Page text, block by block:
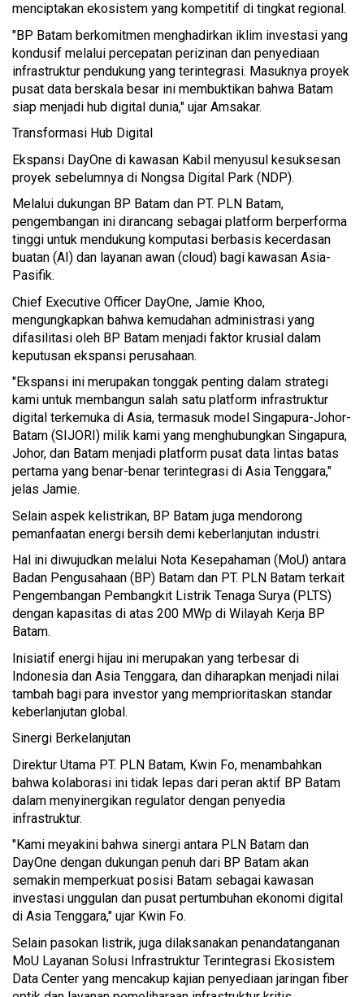
menciptakan ekosistem yang kompetitif di tingkat regional.
"BP Batam berkomitmen menghadirkan iklim investasi yang
kondusif melalui percepatan perizinan dan penyediaan
infrastruktur pendukung yang terintegrasi. Masuknya proyek
pusat data berskala besar ini membuktikan bahwa Batam
siap menjadi hub digital dunia," ujar Amsakar.
Transformasi Hub Digital
Ekspansi DayOne di kawasan Kabil menyusul kesuksesan
proyek sebelumnya di Nongsa Digital Park (NDP).
Melalui dukungan BP Batam dan PT. PLN Batam,
pengembangan ini dirancang sebagai platform berperforma
tinggi untuk mendukung komputasi berbasis kecerdasan
buatan (AI) dan layanan awan (cloud) bagi kawasan Asia-
Pasifik.
Chief Executive Officer DayOne, Jamie Khoo,
mengungkapkan bahwa kemudahan administrasi yang
difasilitasi oleh BP Batam menjadi faktor krusial dalam
keputusan ekspansi perusahaan.
"Ekspansi ini merupakan tonggak penting dalam strategi
kami untuk membangun salah satu platform infrastruktur
digital terkemuka di Asia, termasuk model Singapura-Johor-
Batam (SIJORI) milik kami yang menghubungkan Singapura,
Johor, dan Batam menjadi platform pusat data lintas batas
pertama yang benar-benar terintegrasi di Asia Tenggara,"
jelas Jamie.
Selain aspek kelistrikan, BP Batam juga mendorong
pemanfaatan energi bersih demi keberlanjutan industri.
Hal ini diwujudkan melalui Nota Kesepahaman (MoU) antara
Badan Pengusahaan (BP) Batam dan PT. PLN Batam terkait
Pengembangan Pembangkit Listrik Tenaga Surya (PLTS)
dengan kapasitas di atas 200 MWp di Wilayah Kerja BP
Batam.
Inisiatif energi hijau ini merupakan yang terbesar di
Indonesia dan Asia Tenggara, dan diharapkan menjadi nilai
tambah bagi para investor yang memprioritaskan standar
keberlanjutan global.
Sinergi Berkelanjutan
Direktur Utama PT. PLN Batam, Kwin Fo, menambahkan
bahwa kolaborasi ini tidak lepas dari peran aktif BP Batam
dalam menyinergikan regulator dengan penyedia
infrastruktur.
"Kami meyakini bahwa sinergi antara PLN Batam dan
DayOne dengan dukungan penuh dari BP Batam akan
semakin memperkuat posisi Batam sebagai kawasan
investasi unggulan dan pusat pertumbuhan ekonomi digital
di Asia Tenggara," ujar Kwin Fo.
Selain pasokan listrik, juga dilaksanakan penandatanganan
MoU Layanan Solusi Infrastruktur Terintegrasi Ekosistem
Data Center yang mencakup kajian penyediaan jaringan fiber